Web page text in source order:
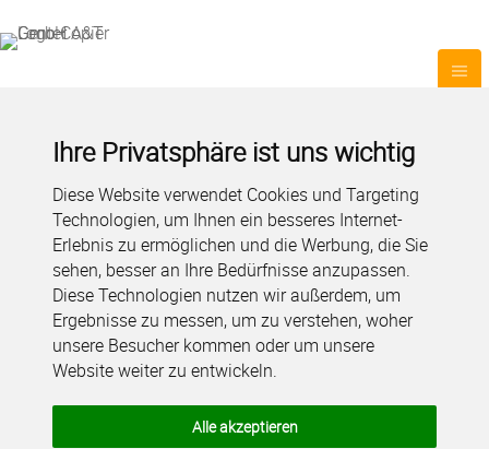
Ihre Privatsphäre ist uns wichtig
Diese Website verwendet Cookies und Targeting
Technologien, um Ihnen ein besseres Internet-
Erlebnis zu ermöglichen und die Werbung, die Sie
sehen, besser an Ihre Bedürfnisse anzupassen.
Diese Technologien nutzen wir außerdem, um
Ergebnisse zu messen, um zu verstehen, woher
unsere Besucher kommen oder um unsere
Website weiter zu entwickeln.
Alle akzeptieren